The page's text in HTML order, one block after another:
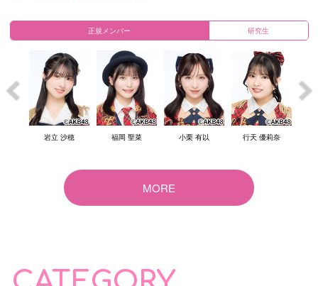
正規メンバー 研究生
岩立 沙穂 福岡 聖菜 小栗 有以 行天 優莉奈
MORE